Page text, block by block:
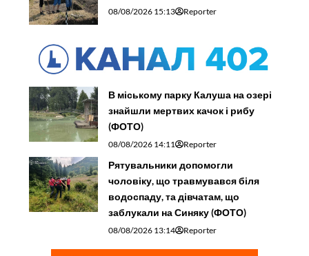
08/08/2026 15:13 Reporter
В міському парку Калуша на озері
знайшли мертвих качок і рибу
(ФОТО)
08/08/2026 14:11 Reporter
Рятувальники допомогли
чоловіку, що травмувався біля
водоспаду, та дівчатам, що
заблукали на Синяку (ФОТО)
08/08/2026 13:14 Reporter